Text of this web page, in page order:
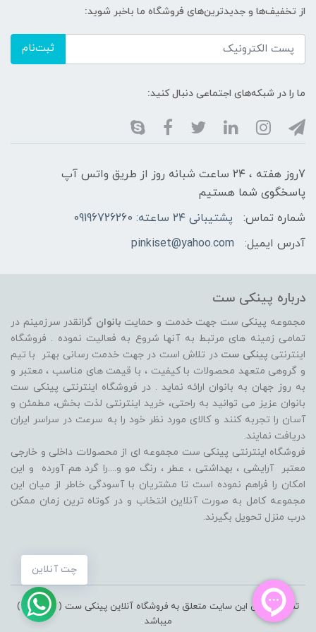
از تخفیف‌ها و جدیدترین‌های فروشگاه ما باخبر شوید:
ثبت‌نام
ما را در شبکه‌های اجتماعی دنبال کنید:
7روز هفته ، ۲۴ ساعت شبانه‌ روز از طریق واتس آپ
پاسخگوی شما هستیم
شماره تماس:
پشتیبانی ۲۴ ساعته: 09196726260
آدرس ایمیل:
pinkiset@yahoo.com
چت آنلاین
درباره پینکی ست
مجموعه پینکی ست جهت خدمت و حمایت بانوان گرانقدر سرزمینم در
تمامی زمینه های مرتبط به آنها شروع به فعالیت نموده . فروشگاه
اینترنتی پینکی ست در تلاش است در جهت خدمت رسانی بهتر با تیم
و گروهی متعهد محصولات با کیفیت ، با قیمت های مناسب ، معتبر و
به روز جهان به بانوان ارائه نماید . در فروشگاه اینترنتی پینکی ست
بانوان عزیز می توانيد به راحتی، خرید اینترنتی لذت بخش، مطمئن و
آسان را تجربه کنند و کالای مورد نظر خود را به سرعت در سراسر ایران
دریافت نمایند.
فروشگاه اینترنتی پینکی ست مجموعه ای از محصولات داخلی و خارجی
معتبر آرایشی ، بهداشتی ، عطر ، رنگ مو و....را گرد هم آورده و اين
امکان را فراهم نموده است تا مشتريان با آسودگی خاطر از ميان اين
مجموعه کامل به صورت آنلاين انتخاب و در کوتاه ترين زمان ممکن
درب منزل تحویل بگیرند.
تمامی حقوق این سایت متعلق به فروشگاه آنلاین پینکی ست ( pinkiset )
میباشد